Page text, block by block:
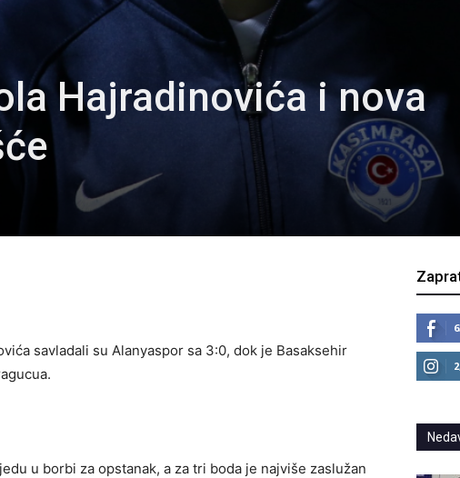
Hajradinovića i nova
savladali su Alanyaspor sa 3:0, dok je Basaksehir
u borbi za opstanak, a za tri boda je najviše zaslužan